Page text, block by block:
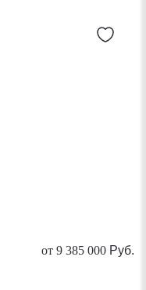
от 9 385 000 Руб.